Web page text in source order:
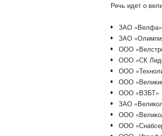
Речь идет о
ЗАО «Велфа»
ЗАО
ООО
ООО «СК
ООО
ООО
ООО «ВЗБТ»
ЗАО
ООО
ООО